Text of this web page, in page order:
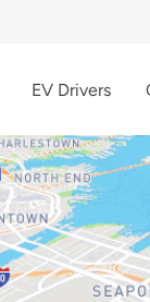
EV Drivers